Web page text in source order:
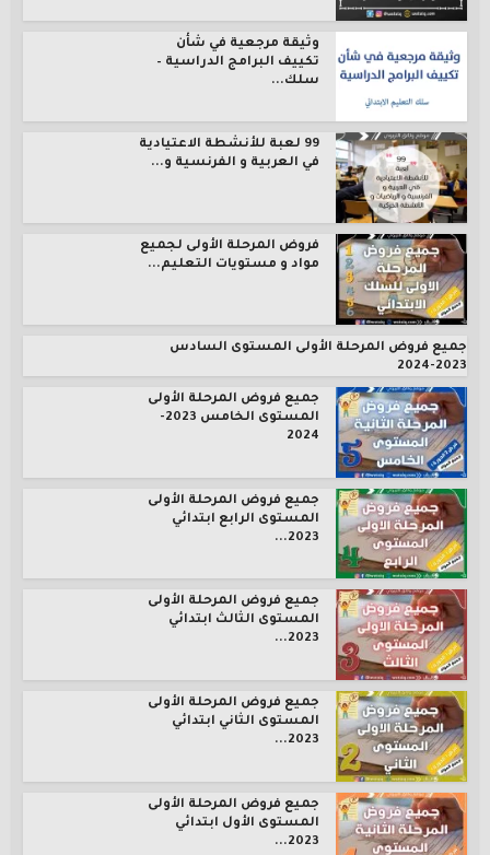
وثيقة مرجعية في شأن
تكييف البرامج الدراسية –
سلك...
99 لعبة للأنشطة الاعتيادية
في العربية و الفرنسية و...
فروض المرحلة الأولى لجميع
مواد و مستويات التعليم...
جميع فروض المرحلة الأولى المستوى السادس
2023-2024
جميع فروض المرحلة الأولى
المستوى الخامس 2023-
2024
جميع فروض المرحلة الأولى
المستوى الرابع ابتدائي
2023...
جميع فروض المرحلة الأولى
المستوى الثالث ابتدائي
2023...
جميع فروض المرحلة الأولى
المستوى الثاني ابتدائي
2023...
جميع فروض المرحلة الأولى
المستوى الأول ابتدائي
2023...